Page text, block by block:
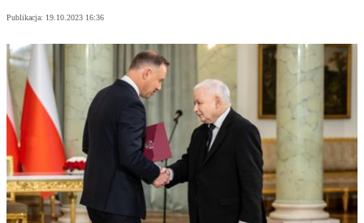
Publikacja: 19.10.2023 16:36